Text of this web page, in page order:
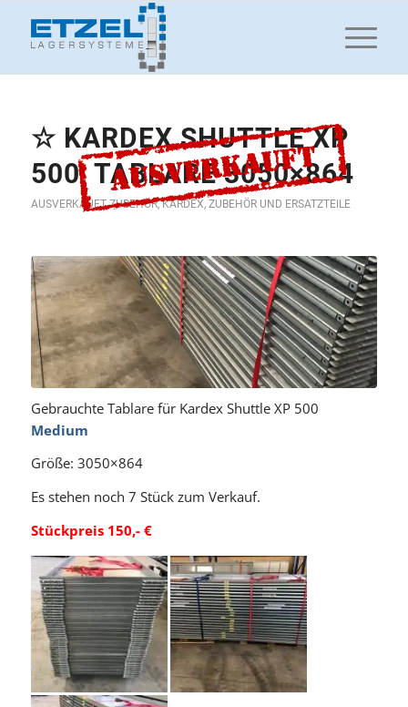
☆ KARDEX SHUTTLE XP
500, TABLARE 3050×864
AUSVERKAUFT ZUBEHÖR,KARDEX, ZUBEHÖR UND ERSATZTEILE
Gebrauchte Tablare für Kardex Shuttle XP 500
Medium
Größe: 3050×864
Es stehen noch 7 Stück zum Verkauf.
Stückpreis 150,- €